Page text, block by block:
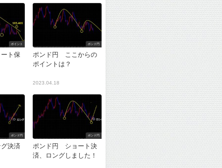
ポイント
ト保
ポンド円
ポンド円 ここからの
ポイントは？
2023.04.18
ポンド円
決済
ポンド円
ポンド円 ショート決
済、ロングしました！